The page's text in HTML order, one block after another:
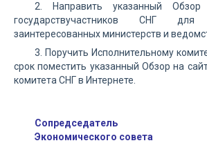
2. Направить указанный Обзор
государствучастников СНГ для
заинтересованных министерств и
3. Поручить Исполнительному
срок поместить указанный Обзор на
комитета СНГ в Интернете.
Сопредседатель
Экономического совета